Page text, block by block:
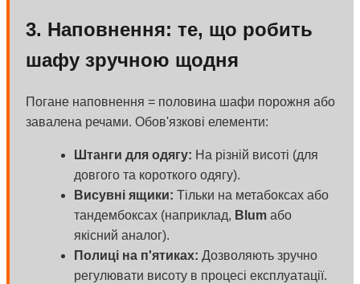
3. Наповнення: те, що робить
шафу зручною щодня
Погане наповнення = половина шафи порожня або
завалена речами. Обов'язкові елементи:
Штанги для одягу: На різній висоті (для
довгого та короткого одягу).
Висувні ящики: Тільки на метабоксах або
тандембоксах (наприклад, Blum або
якісний аналог).
Полиці на п'ятиках: Дозволяють зручно
регулювати висоту в процесі експлуатації.